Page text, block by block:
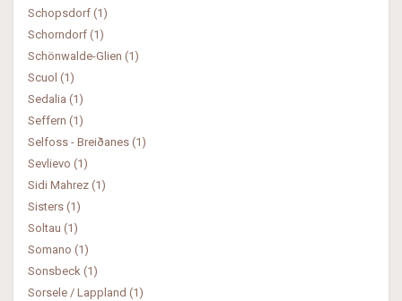
Schopsdorf (1)
Schorndorf (1)
Schönwalde-Glien (1)
Scuol (1)
Sedalia (1)
Seffern (1)
Selfoss - Breiðanes (1)
Sevlievo (1)
Sidi Mahrez (1)
Sisters (1)
Soltau (1)
Somano (1)
Sonsbeck (1)
Sorsele / Lappland (1)